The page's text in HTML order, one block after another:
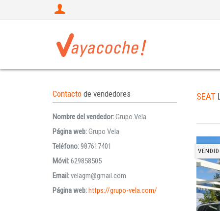
SEAT
Contacto de vendedores
Nombre del vendedor:Grupo Vela
Página web:Grupo Vela
Teléfono:987617401
Móvil:629858505
Email:velagm@gmail.com
Página web:https://grupo-vela.com/